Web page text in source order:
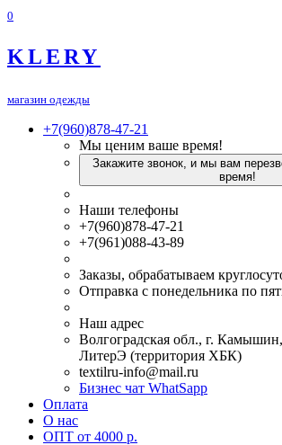
0
KLERY
магазин одежды
+7(960)878-47-21
Мы ценим ваше время!
Закажите звонок, и мы вам
время!
Наши телефоны
+7(960)878-47-21
+7(961)088-43-89
Заказы, обрабатываем
Отправка с понедельника по
Наш адрес
Волгоградская обл., г.
ЛитерЭ (территория ХБК)
textilru-info@mail.ru
Бизнес чат WhatSapp
Оплата
О нас
ОПТ от 4000 р.